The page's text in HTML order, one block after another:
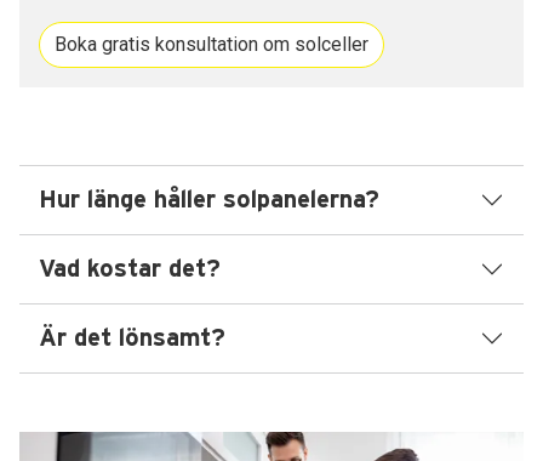
Boka gratis konsultation om solceller
Hur länge håller solpanelerna?
Vad kostar det?
Är det lönsamt?